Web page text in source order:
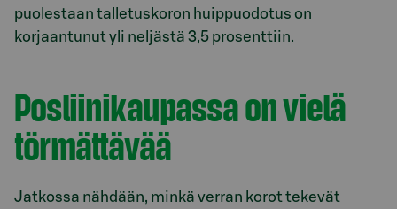
puolestaan talletuskoron huippuodotus on
korjaantunut yli neljästä 3,5 prosenttiin.
Posliinikaupassa on vielä
törmättävää
Jatkossa nähdään, minkä verran korot tekevät